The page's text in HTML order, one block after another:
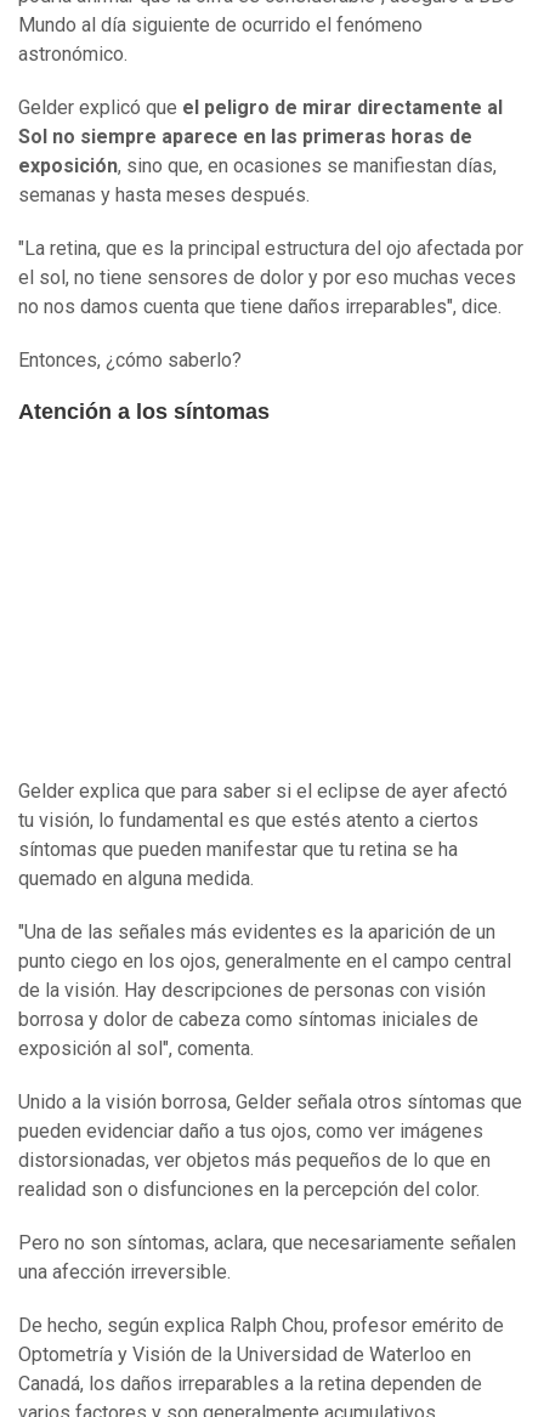
Mundo al día siguiente de ocurrido el fenómeno
astronómico.
Gelder explicó que el peligro de mirar directamente al
Sol no siempre aparece en las primeras horas de
exposición, sino que, en ocasiones se manifiestan días,
semanas y hasta meses después.
"La retina, que es la principal estructura del ojo afectada por
el sol, no tiene sensores de dolor y por eso muchas veces
no nos damos cuenta que tiene daños irreparables", dice.
Entonces, ¿cómo saberlo?
Atención a los síntomas
Gelder explica que para saber si el eclipse de ayer afectó
tu visión, lo fundamental es que estés atento a ciertos
síntomas que pueden manifestar que tu retina se ha
quemado en alguna medida.
"Una de las señales más evidentes es la aparición de un
punto ciego en los ojos, generalmente en el campo central
de la visión. Hay descripciones de personas con visión
borrosa y dolor de cabeza como síntomas iniciales de
exposición al sol", comenta.
Unido a la visión borrosa, Gelder señala otros síntomas que
pueden evidenciar daño a tus ojos, como ver imágenes
distorsionadas, ver objetos más pequeños de lo que en
realidad son o disfunciones en la percepción del color.
Pero no son síntomas, aclara, que necesariamente señalen
una afección irreversible.
De hecho, según explica Ralph Chou, profesor emérito de
Optometría y Visión de la Universidad de Waterloo en
Canadá, los daños irreparables a la retina dependen de